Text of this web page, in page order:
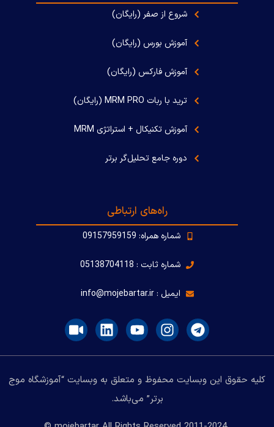
شروع از صفر (رایگان)
آموزش بورس (رایگان)
آموزش فارکس (رایگان)
ترید با ربات MRM PRO (رایگان)
آموزش تکنیکال + استراتژی MRM
دوره جامع تحلیل‌گر برتر
راه‌های ارتباطی
شماره همراه: 09157959159
شماره ثابت : 05138704118
ایمیل : info@mojebartar.ir
کلیه حقوق این وبسایت محفوظ و متعلق به وبسایت “آموزشگاه موج
برتر” می‌باشد.